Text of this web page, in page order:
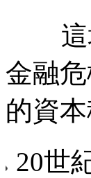
金融
的資
20世